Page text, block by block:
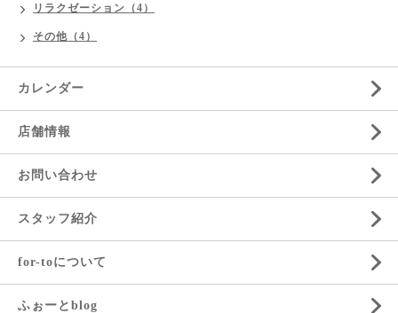
リラクゼーション（4）
その他（4）
カレンダー
店舗情報
お問い合わせ
スタッフ紹介
for-toについて
ふぉーとblog